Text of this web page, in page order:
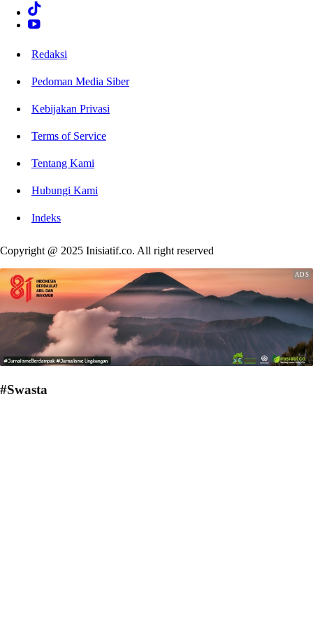
Redaksi
Pedoman Media Siber
Kebijakan Privasi
Terms of Service
Tentang Kami
Hubungi Kami
Indeks
Copyright @ 2025 Inisiatif.co. All right reserved
#Swasta